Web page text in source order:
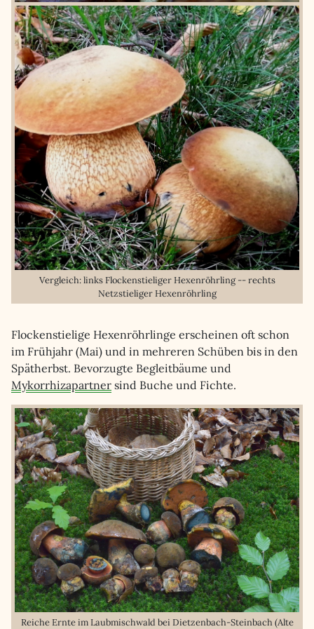
Vergleich: links Flockenstieliger Hexenröhrling -- rechts
Netzstieliger Hexenröhrling
Flockenstielige Hexenröhrlinge erscheinen oft schon
im Frühjahr (Mai) und in mehreren Schüben bis in den
Spätherbst. Bevorzugte Begleitbäume und
Mykorrhizapartner sind Buche und Fichte.
Reiche Ernte im Laubmischwald bei Dietzenbach-Steinbach (Alte